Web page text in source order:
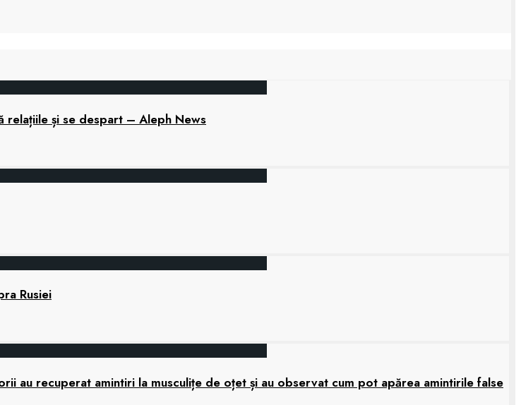
relațiile și se despart – Aleph News
Rusiei
au recuperat amintiri la musculițe de oțet și au observat cum pot apărea amintirile false